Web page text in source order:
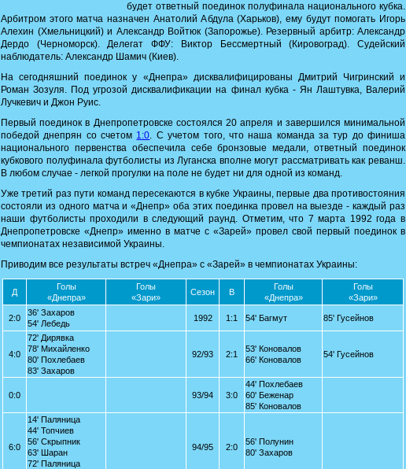
будет ответный поединок полуфинала национального кубка.
Арбитром этого матча назначен Анатолий Абдула (Харьков), ему будут помогать Игорь
Алехин (Хмельницкий) и Александр Войтюк (Запорожье). Резервный арбитр: Александр
Дердо (Черноморск). Делегат ФФУ: Виктор Бессмертный (Кировоград). Судейский
наблюдатель: Александр Шамич (Киев).
На сегодняшний поединок у «Днепра» дисквалифицированы Дмитрий Чигринский и
Роман Зозуля. Под угрозой дисквалификации на финал кубка - Ян Лаштувка, Валерий
Лучкевич и Джон Руис.
Первый поединок в Днепропетровске состоялся 20 апреля и завершился минимальной
победой днепрян со счетом 1:0. С учетом того, что наша команда за тур до финиша
национального первенства обеспечила себе бронзовые медали, ответный поединок
кубкового полуфинала футболисты из Луганска вполне могут рассматривать как реванш.
В любом случае - легкой прогулки на поле не будет ни для одной из команд.
Уже третий раз пути команд пересекаются в кубке Украины, первые два противостояния
состояли из одного матча и «Днепр» оба этих поединка провел на выезде - каждый раз
наши футболисты проходили в следующий раунд. Отметим, что 7 марта 1992 года в
Днепропетровске «Днепр» именно в матче с «Зарей» провел свой первый поединок в
чемпионатах независимой Украины.
Приводим все результаты встреч «Днепра» с «Зарей» в чемпионатах Украины:
Д
Голы
«Днепра»
Голы
«Зари»
Сезон В
Голы
«Днепра»
Голы
«Зари»
2:0
36' Захаров
54' Лебедь
1992 1:1 54' Багмут 85' Гусейнов
4:0
72' Дирявка
78' Михайленко
80' Похлебаев
83' Захаров
92/93 2:1
53' Коновалов
66' Коновалов
54' Гусейнов
0:0 93/94 3:0
44' Похлебаев
60' Беженар
85' Коновалов
6:0
14' Паляница
44' Топчиев
56' Скрыпник
63' Шаран
72' Паляница
94/95 2:0
56' Полунин
80' Захаров